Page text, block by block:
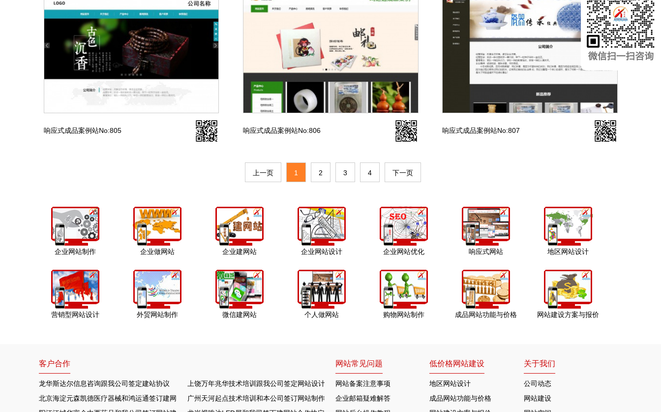
响应式成品案例站No:805 响应式成品案例站No:806 响应式成品案例站No:807
上一页 1 2 3 4 下一页
企业网站制作 企业做网站 企业建网站 企业网站设计 企业网站优化 响应式网站 地区网站设计
营销型网站设计 外贸网站制作 微信建网站 个人做网站 购物网站制作 成品网站功能与价格 网站建设方案与报价
客户合作
龙华斯达尔信息咨询跟我公司签定建站协议
上饶万年兆华技术培训跟我公司签定网站设计合作协定
北京海淀元森凯德医疗器械和鸿运通签订建网站项目广州天河起点技术培训和本公司签订网站制作协议
网站常见问题
网站备案注意事项
企业邮箱疑难解答
低价格网站建设
地区网站设计
成品网站功能与价格
关于我们
公司动态
网站建设